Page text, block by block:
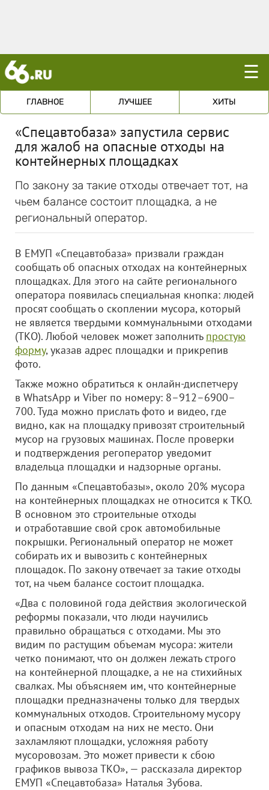
☰
ГЛАВНОЕ ЛУЧШЕЕ ХИТЫ
«Спецавтобаза» запустила сервис
для жалоб на опасные отходы на
контейнерных площадках
По закону за такие отходы отвечает тот, на
чьем балансе состоит площадка, а не
региональный оператор.
В ЕМУП «Спецавтобаза» призвали граждан
сообщать об опасных отходах на контейнерных
площадках. Для этого на сайте регионального
оператора появилась специальная кнопка: людей
просят сообщать о скоплении мусора, который
не является твердыми коммунальными отходами
(ТКО). Любой человек может заполнить простую
форму, указав адрес площадки и прикрепив
фото.
Также можно обратиться к онлайн-диспетчеру
в WhatsApp и Viber по номеру: 8–912–6900–
700. Туда можно прислать фото и видео, где
видно, как на площадку привозят строительный
мусор на грузовых машинах. После проверки
и подтверждения регоператор уведомит
владельца площадки и надзорные органы.
По данным «Спецавтобазы», около 20% мусора
на контейнерных площадках не относится к ТКО.
В основном это строительные отходы
и отработавшие свой срок автомобильные
покрышки. Региональный оператор не может
собирать их и вывозить с контейнерных
площадок. По закону отвечает за такие отходы
тот, на чьем балансе состоит площадка.
«Два с половиной года действия экологической
реформы показали, что люди научились
правильно обращаться с отходами. Мы это
видим по растущим объемам мусора: жители
четко понимают, что он должен лежать строго
на контейнерной площадке, а не на стихийных
свалках. Мы объясняем им, что контейнерные
площадки предназначены только для твердых
коммунальных отходов. Строительному мусору
и опасным отходам на них не место. Они
захламляют площадки, усложняя работу
мусоровозам. Это может привести к сбою
графиков вывоза ТКО», — рассказала директор
ЕМУП «Спецавтобаза» Наталья Зубова.